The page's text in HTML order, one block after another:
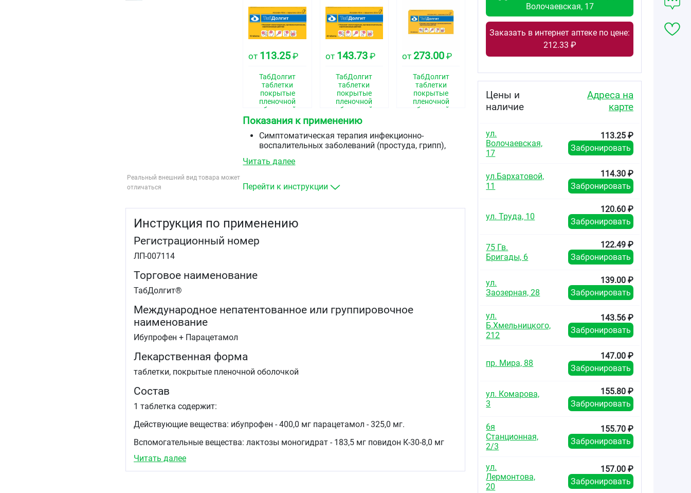
Реальный внешний вид товара может
отличаться
от 113.25₽
ТабДолгит
таблетки
покрытые
пленочной
оболочкой
400мг+325мг
№10
от 143.73₽
ТабДолгит
таблетки
покрытые
пленочной
оболочкой
400мг+325мг
№20
от 273.00 ₽
ТабДолгит
таблетки
покрытые
пленочной
оболочкой
Показания к применению
Симптоматическая терапия инфекционно-
воспалительных заболеваний (простуда, грипп),
ознобом, головной болью, болью в мышцах и
миалгия
воспалительных и дегенеративных заболеваниях
уменьшения боли и воспаления на момент
Читать далее
Перейти к инструкции
Инструкция по применению
Регистрационный номер
ЛП-007114
Торговое наименование
ТабДолгит®
Международное непатентованное или группировочное
наименование
Ибупрофен + Парацетамол
Лекарственная форма
таблетки, покрытые пленочной оболочкой
Состав
1 таблетка содержит:
Действующие вещества: ибупрофен - 400,0 мг парацетамол - 325,0 мг.
Вспомогательные вещества: лактозы моногидрат - 183,5 мг повидон К-30-8,0 мг
кремния диоксид кол-лоидный - 5,0 мг.
Читать далее
Волочаевская, 17
Заказать в интернет аптеке по цене:
212.33 ₽
Цены и
наличие
Адреса на
карте
ул.
Волочаевская,
17
113.25 ₽
Забронировать
ул.Бархатовой,
11
114.30 ₽
Забронировать
ул. Труда, 10
120.60 ₽
Забронировать
75 Гв.
Бригады, 6
122.49 ₽
Забронировать
ул.
Заозерная, 28
139.00 ₽
Забронировать
ул.
Б.Хмельницкого,
212
143.56 ₽
Забронировать
пр. Мира, 88
147.00 ₽
Забронировать
ул. Комарова,
3
155.80 ₽
Забронировать
6я
Станционная,
2/3
155.70 ₽
Забронировать
ул.
Лермонтова,
20
157.00 ₽
Забронировать